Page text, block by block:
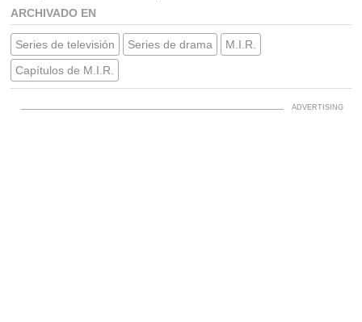
ARCHIVADO EN
Series de televisión Series de drama
M.I.R.
Capítulos de M.I.R.